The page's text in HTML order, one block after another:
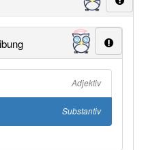
×
fast immer
Adjektiv
Substantiv